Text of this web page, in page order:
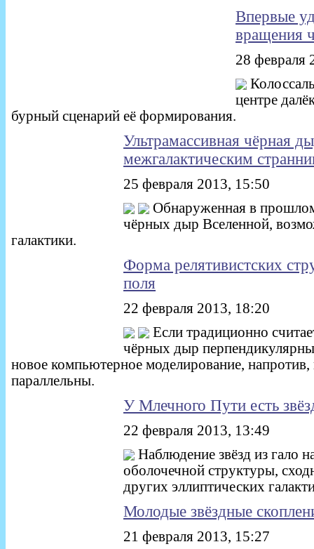
Впервые
вращения
28 февраля
центре
бурный сценарий её формирования.
Ультрамассивная чёрная
межгалактическим
25 февраля 2013, 15:50
Обнаруженная в
чёрных дыр Вселенной,
галактики.
Форма релятивистских
поля
22 февраля 2013, 18:20
Если традиционно
чёрных дыр
новое компьютерное моделирование, напротив,
параллельны.
У Млечного Пути есть
22 февраля 2013, 13:49
Наблюдение звёзд из гало
оболочечной структуры,
других эллиптических
Молодые звёздные
21 февраля 2013, 15:27